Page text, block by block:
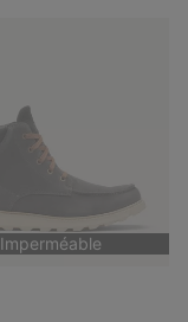
Imperméable